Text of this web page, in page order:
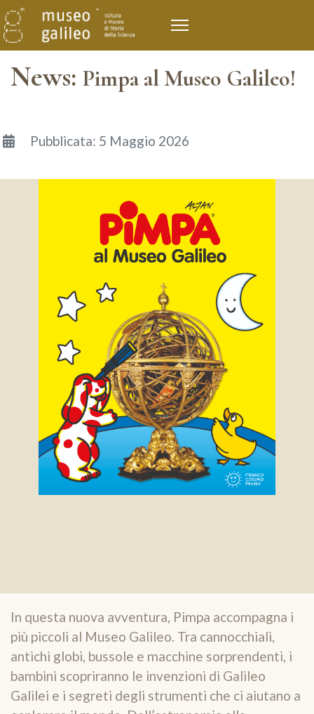
News: Pimpa al Museo Galileo!
DettagliPubblicata: 5 Maggio 2026
In questa nuova avventura, Pimpa accompagna i
più piccoli al Museo Galileo. Tra cannocchiali,
antichi globi, bussole e macchine sorprendenti, i
bambini scopriranno le invenzioni di Galileo
Galilei e i segreti degli strumenti che ci aiutano a